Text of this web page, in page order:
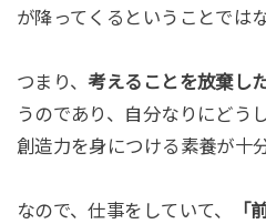
が降ってくるということでは
つまり、考えることを放棄し
うのであり、自分なりにどう
創造力を身につける素養が十
なので、仕事をしていて、 「